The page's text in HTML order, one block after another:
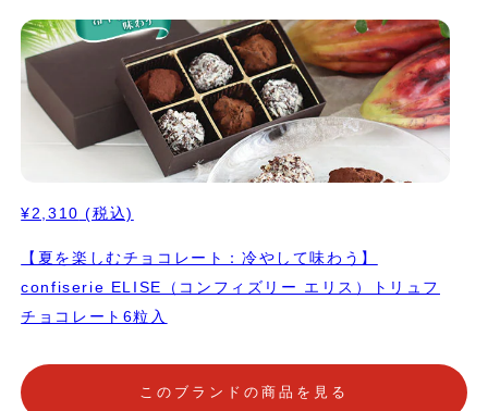
¥2,310 (税込)
【夏を楽しむチョコレート：冷やして味わう】
confiserie ELISE（コンフィズリー エリス）トリュフ
チョコレート6粒入
このブランドの商品を見る